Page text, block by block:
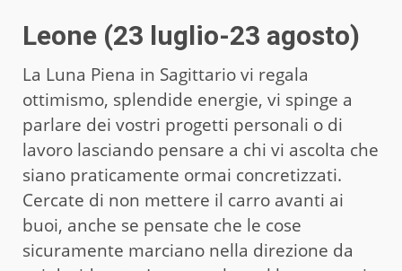
Leone (23 luglio-23 agosto)
La Luna Piena in Sagittario vi regala
ottimismo, splendide energie, vi spinge a
parlare dei vostri progetti personali o di
lavoro lasciando pensare a chi vi ascolta che
siano praticamente ormai concretizzati.
Cercate di non mettere il carro avanti ai
buoi, anche se pensate che le cose
sicuramente marciano nella direzione da